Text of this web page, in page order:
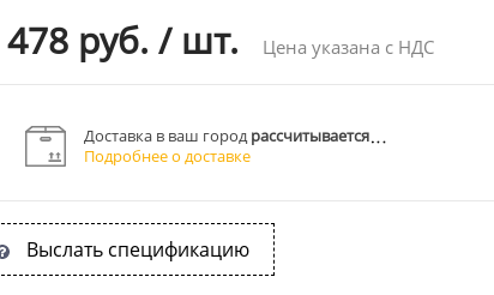
руб. / шт. Цена указана с НДС
Доставка в ваш городрассчитывается
Подробнее о доставке
Выслать спецификацию